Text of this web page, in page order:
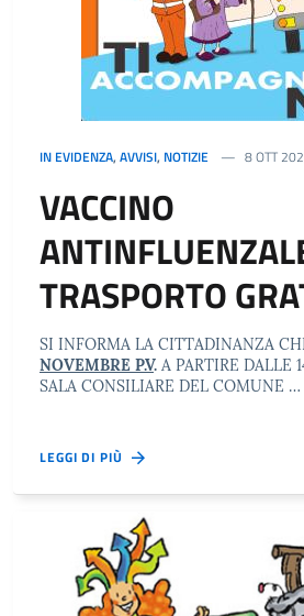
IN EVIDENZA, AVVISI, NOTIZIE 8 OTT
VACCINO
TRASPORTO
SI INFORMA LA CITTADINANZA
NOVEMBRE P.V. A PARTIRE DALLE
SALA CONSILIARE DEL COMUNE …
LEGGI DI PIÙ